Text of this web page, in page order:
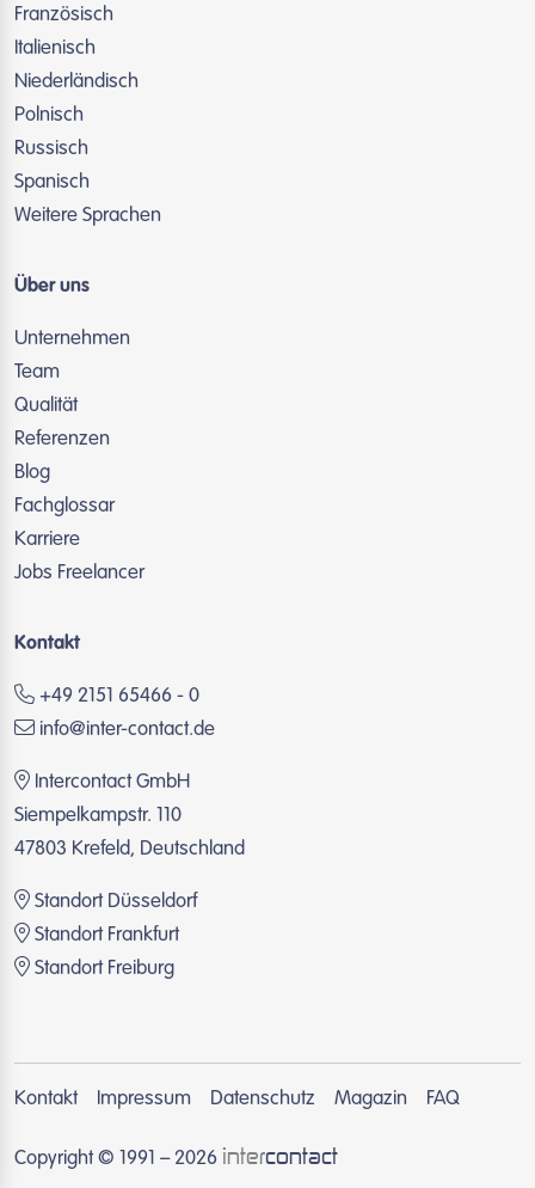
Französisch
Italienisch
Niederländisch
Polnisch
Russisch
Spanisch
Weitere Sprachen
Über uns
Unternehmen
Team
Qualität
Referenzen
Blog
Fachglossar
Karriere
Jobs Freelancer
Kontakt
+49 2151 65466 - 0
info@inter-contact.de
Intercontact GmbH
Siempelkampstr. 110
47803 Krefeld, Deutschland
Standort Düsseldorf
Standort Frankfurt
Standort Freiburg
Kontakt Impressum Datenschutz Magazin FAQ
Copyright © 1991 – 2026 intercontact